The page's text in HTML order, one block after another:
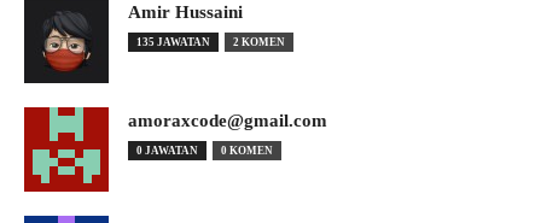
Amir Hussaini
135 JAWATAN 2 KOMEN
amoraxcode@gmail.com
0 JAWATAN 0 KOMEN